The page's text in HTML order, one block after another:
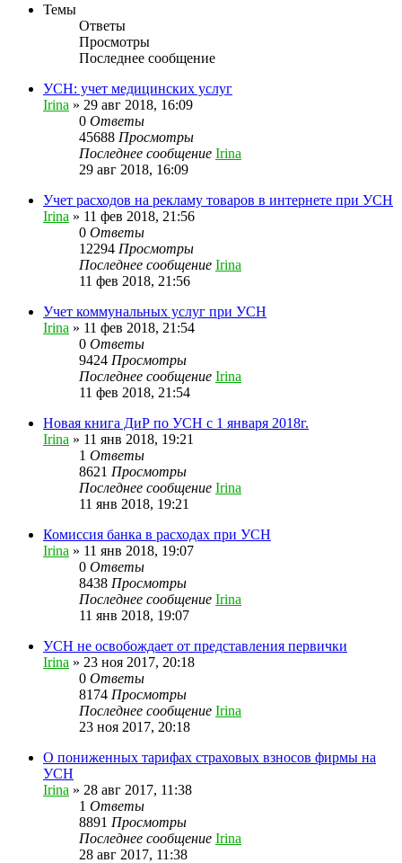
Темы
Ответы
Просмотры
Последнее сообщение
УСН: учет медицинских услуг
Irina » 29 авг 2018, 16:09
0 Ответы
45688 Просмотры
Последнее сообщение Irina
29 авг 2018, 16:09
Учет расходов на рекламу товаров в интернете при УСН
Irina » 11 фев 2018, 21:56
0 Ответы
12294 Просмотры
Последнее сообщение Irina
11 фев 2018, 21:56
Учет коммунальных услуг при УСН
Irina » 11 фев 2018, 21:54
0 Ответы
9424 Просмотры
Последнее сообщение Irina
11 фев 2018, 21:54
Новая книга ДиР по УСН с 1 января 2018г.
Irina » 11 янв 2018, 19:21
1 Ответы
8621 Просмотры
Последнее сообщение Irina
11 янв 2018, 19:21
Комиссия банка в расходах при УСН
Irina » 11 янв 2018, 19:07
0 Ответы
8438 Просмотры
Последнее сообщение Irina
11 янв 2018, 19:07
УСН не освобождает от представления первички
Irina » 23 ноя 2017, 20:18
0 Ответы
8174 Просмотры
Последнее сообщение Irina
23 ноя 2017, 20:18
О пониженных тарифах страховых взносов фирмы на
УСН
Irina » 28 авг 2017, 11:38
1 Ответы
8891 Просмотры
Последнее сообщение Irina
28 авг 2017, 11:38